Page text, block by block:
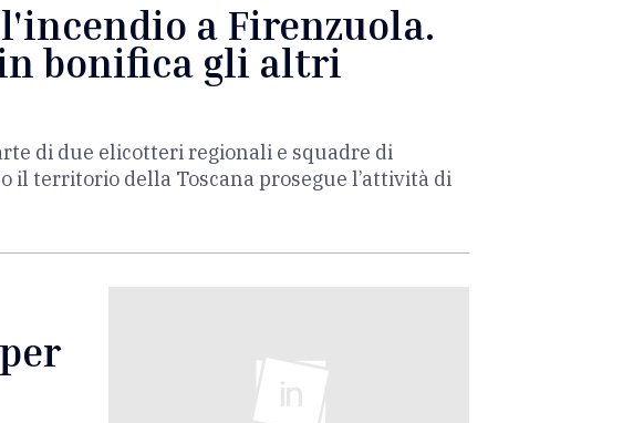
a Firenzuola.
bonifica gli altri
di due elicotteri regionali e squadre di
il territorio della Toscana prosegue l’attività di